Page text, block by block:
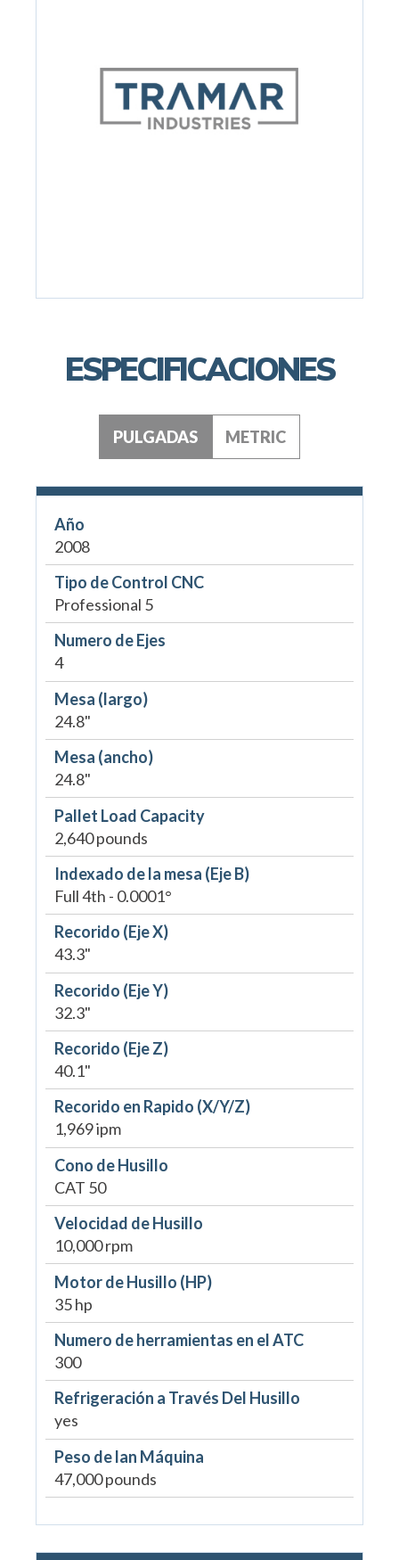
ESPECIFICACIONES
PULGADAS METRIC
Año
2008
Tipo de Control CNC
Professional 5
Numero de Ejes
4
Mesa (largo)
24.8"
Mesa (ancho)
24.8"
Pallet Load Capacity
2,640 pounds
Indexado de la mesa (Eje B)
Full 4th - 0.0001°
Recorido (Eje X)
43.3"
Recorido (Eje Y)
32.3"
Recorido (Eje Z)
40.1"
Recorido en Rapido (X/Y/Z)
1,969 ipm
Cono de Husillo
CAT 50
Velocidad de Husillo
10,000 rpm
Motor de Husillo (HP)
35 hp
Numero de herramientas en el ATC
300
Refrigeración a Través Del Husillo
yes
Peso de lan Máquina
47,000 pounds